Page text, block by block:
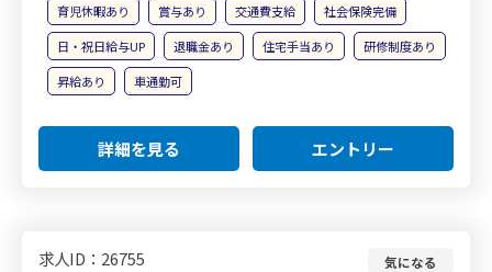
育児休暇あり
賞与あり 交通費支給
社会保険完備
日・祝日給与UP
退職金あり 住宅手当あり
研修制度あり
昇給あり
車通勤可
詳細を見る エントリー
求人ID：26755
気になる